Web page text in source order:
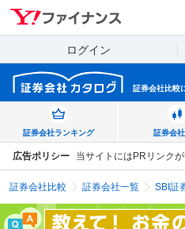
Yahoo!フ
ログイン
証券会社比較
証券会社ランキング 証券会社
広告ポリシー 当サイトにはPRリンク
証券会社比較 証券会社一覧 SBI証